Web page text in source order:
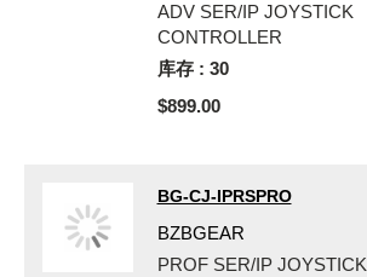
ADV SER/IP JOYSTICK
CONTROLLER
库存 : 30
$899.00
BG-CJ-IPRSPRO
BZBGEAR
PROF SER/IP JOYSTICK